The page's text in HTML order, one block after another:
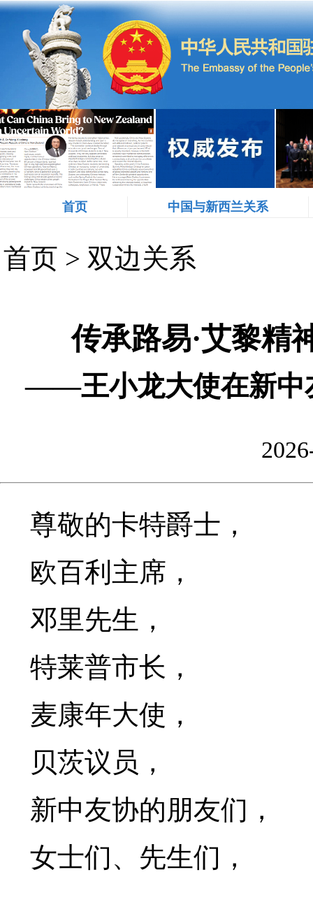
首页 中国与新西兰关系
首页 > 双边关系
传承路易·艾黎精
——王小龙大使在新中
尊敬的卡特爵士，
欧百利主席，
邓里先生，
特莱普市长，
麦康年大使，
贝茨议员，
新中友协的朋友们，
女士们、先生们，